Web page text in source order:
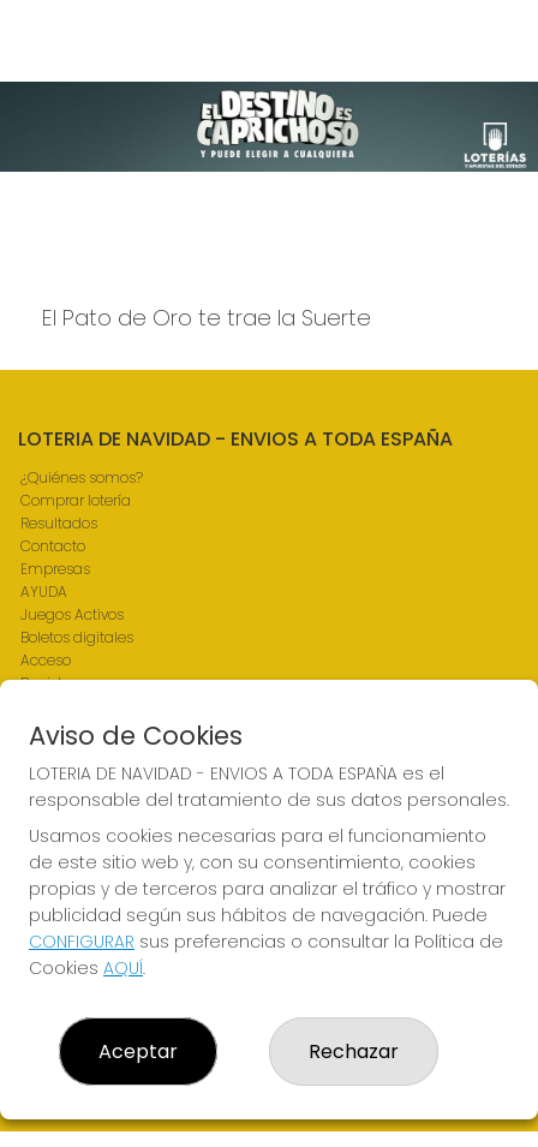
El Pato de Oro te trae la Suerte
LOTERIA DE NAVIDAD - ENVIOS A TODA ESPAÑA
¿Quiénes somos?
Comprar lotería
Resultados
Contacto
Empresas
AYUDA
Juegos Activos
Boletos digitales
Acceso
Registro
REDES SOCIALES
CONTACTO
Admon. Loterias 424 de Madrid - RECEPTOR OFICIAL:
96940
Clica aquí para contactar por WhatsApp
686871121
GUTIERREZ SOLANA, 1
Madrid, 28036
(Madrid) España
LEGAL
Aviso de Cookies
LOTERIA DE NAVIDAD - ENVIOS A TODA ESPAÑA es el
responsable del tratamiento de sus datos personales.
Usamos cookies necesarias para el funcionamiento
de este sitio web y, con su consentimiento, cookies
propias y de terceros para analizar el tráfico y mostrar
publicidad según sus hábitos de navegación. Puede
CONFIGURAR sus preferencias o consultar la Política de
Cookies AQUÍ.
Aceptar Rechazar